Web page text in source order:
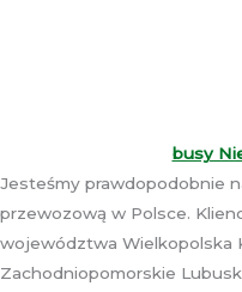
busy
Jesteśmy prawdopodobnie
przewozową w Polsce.
województwa Wielkopolska
Zachodniopomorskie